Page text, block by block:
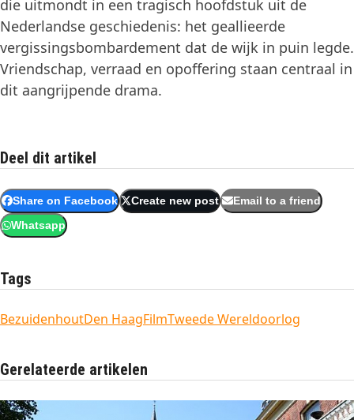
die uitmondt in een tragisch hoofdstuk uit de
Nederlandse geschiedenis: het geallieerde
vergissingsbombardement dat de wijk in puin legde.
Vriendschap, verraad en opoffering staan centraal in
dit aangrijpende drama.
Deel dit artikel
Share on Facebook Create new post Email to a friend
Whatsapp
Tags
BezuidenhoutDen HaagFilmTweede Wereldoorlog
Gerelateerde artikelen